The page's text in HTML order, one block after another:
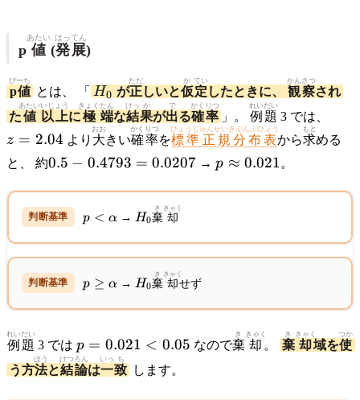
p 値
あたい
(発展
はってん
)
p値
ぴーち
とは、 「 H_0
H0 が正
ただ
しいと仮
か
定
てい
したときに、 観察
かんさつ
され
た値
あたい
以上
いじょう
に極
きょく
端
たん
な結
けっ
果
か
が出
で
る確率
かくりつ
」。 例題
れいだい
3 では、
2.04
z = 2.04 より 大
おお
きい確率
かくりつ
を標準正規分布表
ひょうじゅんせいきぶんぷひょう
から求
もと
める
と、 約0.5 -
=
0.0207
0.5 − 0.4793 = 0.0207 →p
0.021
p ≈ 0.021。
p <
\alpha
p < α→ H_0
H0棄
き
却
きゃく
p \geq
\alpha
p ≥ α→ H_0
H0棄
き
却
きゃく
せず
例題
れいだい
3 では p =
0.021
<
p = 0.021 < 0.05 なので棄
き
却
きゃく
。 棄
き
却
きゃく
域を使
つか
う方法
ほう
と結
けつ
論
ろん
は一
いっ
致
ち
します。